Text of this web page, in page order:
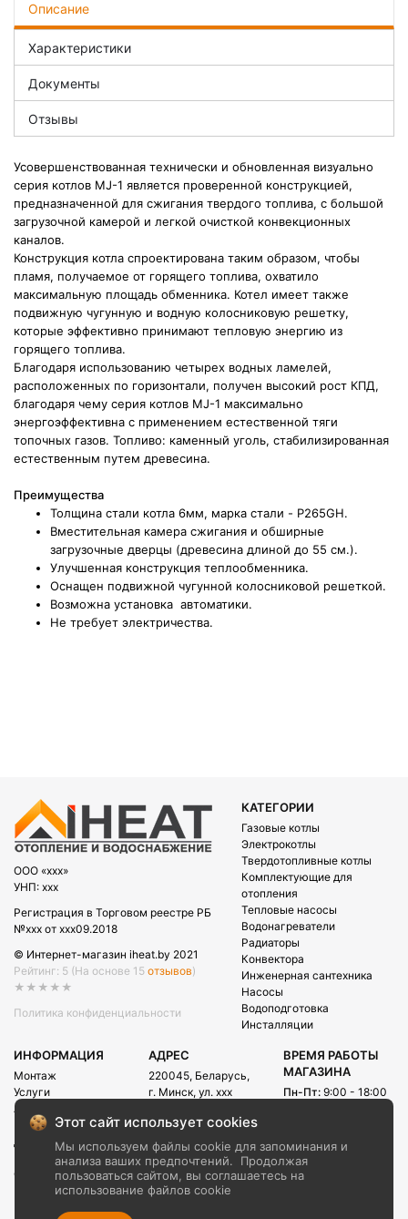
Описание
Характеристики
Документы
Отзывы
Усовершенствованная технически и обновленная визуально
серия котлов MJ-1 является проверенной конструкцией,
предназначенной для сжигания твердого топлива, с большой
загрузочной камерой и легкой очисткой конвекционных
каналов.
Конструкция котла спроектирована таким образом, чтобы
пламя, получаемое от горящего топлива, охватило
максимальную площадь обменника. Котел имеет также
подвижную чугунную и водную колосниковую решетку,
которые эффективно принимают тепловую энергию из
горящего топлива.
Благодаря использованию четырех водных ламелей,
расположенных по горизонтали, получен высокий рост КПД,
благодаря чему серия котлов MJ-1 максимально
энергоэффективна с применением естественной тяги
топочных газов. Топливо: каменный уголь, стабилизированная
естественным путем древесина.
Преимущества
Толщина стали котла 6мм, марка стали - P265GH.
Вместительная камера сжигания и обширные
загрузочные дверцы (древесина длиной до 55 см.).
Улучшенная конструкция теплообменника.
Оснащен подвижной чугунной колосниковой решеткой.
Возможна установка автоматики.
Не требует электричества.
OOO «xxx»
УНП: xxx
Регистрация в Торговом реестре РБ
№xxx от xxx09.2018
© Интернет-магазин iheat.by 2021
Рейтинг: 5 (На основе 15 отзывов)
★★★★★
Политика конфиденциальности
КАТЕГОРИИ
Газовые котлы
Электрокотлы
Твердотопливные котлы
Комплектующие для
отопления
Тепловые насосы
Водонагреватели
Радиаторы
Конвектора
Инженерная сантехника
Насосы
Водоподготовка
Инсталляции
ИНФОРМАЦИЯ
Монтаж
Услуги
Акции
Рассрочка
Доставка и оплата
О компании
Контакты
АДРЕС
220045, Беларусь,
г. Минск, ул. xxx
E-mail:
info@iheat.by
ВРЕМЯ РАБОТЫ
МАГАЗИНА
Пн-Пт: 9:00 - 18:00
CALL-ЦЕНТРА
Сб-Вс:
Этот сайт использует cookies
Мы используем файлы cookie для запоминания и
анализа ваших предпочтений.
Продолжая
пользоваться сайтом, вы соглашаетесь на
использование файлов cookie